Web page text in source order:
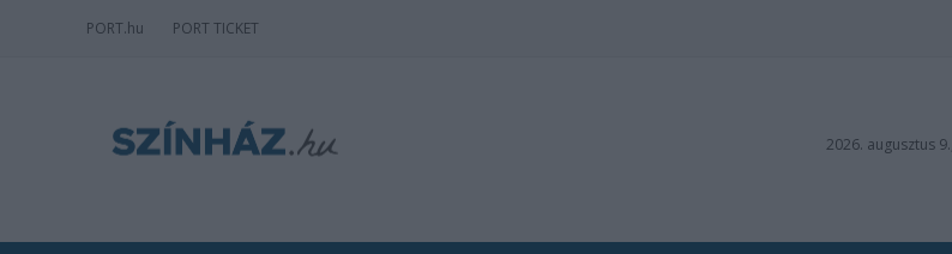
PORT.hu PORT TICKET
2026. augusztus